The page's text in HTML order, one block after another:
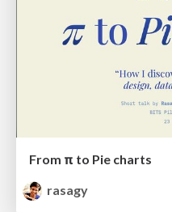
From π to Pie charts
rasagy